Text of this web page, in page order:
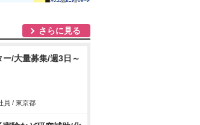
さらに見る
/大量募集/週3日～
員 / 東京都